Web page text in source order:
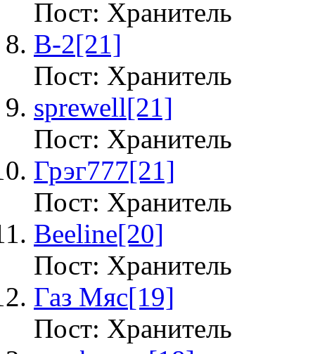
Пост: Хранитель
B-2[21]
Пост: Хранитель
sprewell[21]
Пост: Хранитель
Грэг777[21]
Пост: Хранитель
Beeline[20]
Пост: Хранитель
Газ Мяс[19]
Пост: Хранитель